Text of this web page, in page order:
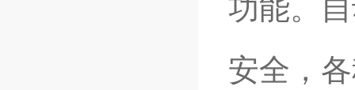
功能。
安全，